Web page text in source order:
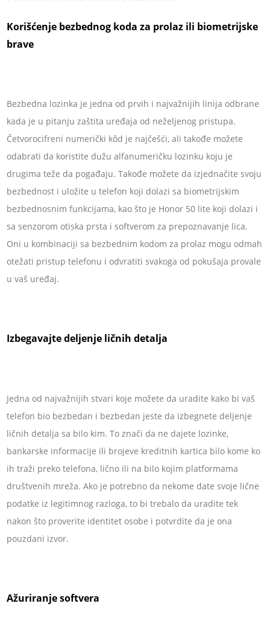
Korišćenje bezbednog koda za prolaz ili biometrijske
brave
Bezbedna lozinka je jedna od prvih i najvažnijih linija odbrane
kada je u pitanju zaštita uređaja od neželjenog pristupa.
Četvorocifreni numerički kôd je najčešći, ali takođe možete
odabrati da koristite dužu alfanumeričku lozinku koju je
drugima teže da pogađaju. Takođe možete da izjednačite svoju
bezbednost i uložite u telefon koji dolazi sa biometrijskim
bezbednosnim funkcijama, kao što je Honor 50 lite koji dolazi i
sa senzorom otiska prsta i softverom za prepoznavanje lica.
Oni u kombinaciji sa bezbednim kodom za prolaz mogu odmah
otežati pristup telefonu i odvratiti svakoga od pokušaja provale
u vaš uređaj.
Izbegavajte deljenje ličnih detalja
Jedna od najvažnijih stvari koje možete da uradite kako bi vaš
telefon bio bezbedan i bezbedan jeste da izbegnete deljenje
ličnih detalja sa bilo kim. To znači da ne dajete lozinke,
bankarske informacije ili brojeve kreditnih kartica bilo kome ko
ih traži preko telefona, lično ili na bilo kojim platformama
društvenih mreža. Ako je potrebno da nekome date svoje lične
podatke iz legitimnog razloga, to bi trebalo da uradite tek
nakon što proverite identitet osobe i potvrdite da je ona
pouzdani izvor.
Ažuriranje softvera